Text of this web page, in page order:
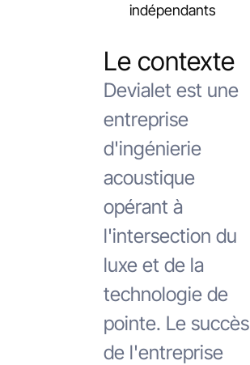
indépendants
Le contexte
Devialet est une
entreprise
d'ingénierie
acoustique
opérant à
l'intersection du
luxe et de la
technologie de
pointe. Le succès
de l'entreprise